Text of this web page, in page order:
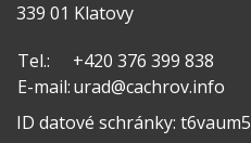
339 01 Klatovy
Tel.:
+420 376 399 838
E-mail:urad@cachrov.info
ID datové schránky: t6vaum5